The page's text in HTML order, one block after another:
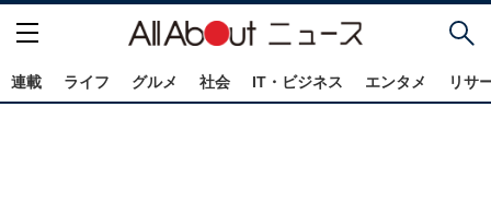
連載 ライフ グルメ 社会 IT・ビジネス エンタメ リサ